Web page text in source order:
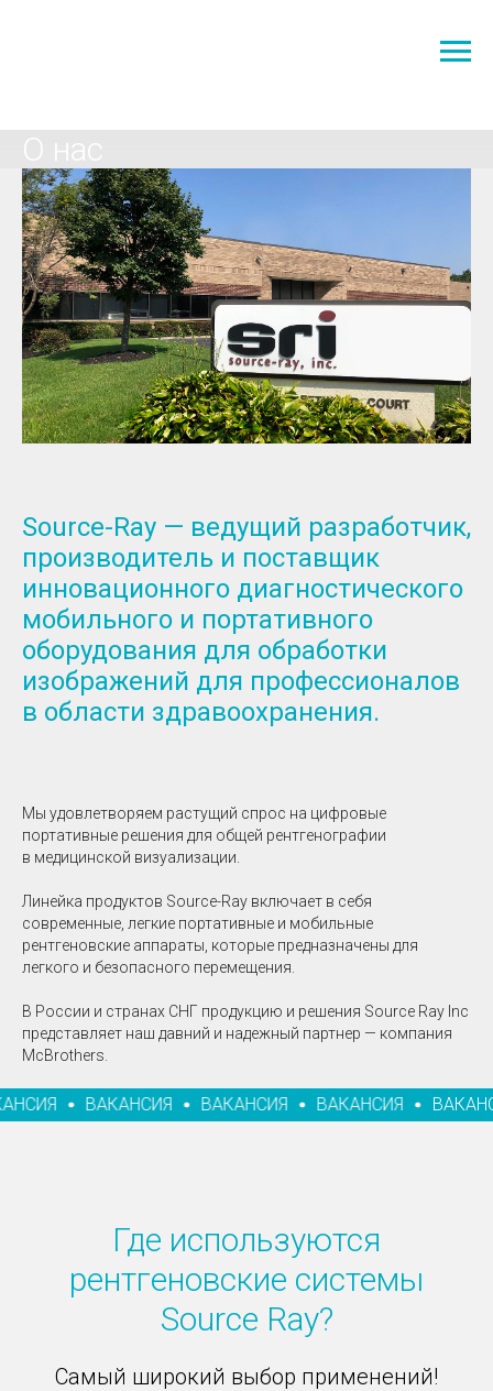
О нас
Source-Ray — ведущий разработчик,
производитель и поставщик
инновационного диагностического
мобильного и портативного
оборудования для обработки
изображений для профессионалов
в области здравоохранения.
Мы удовлетворяем растущий спрос на цифровые
портативные решения для общей рентгенографии
в медицинской визуализации.
Линейка продуктов Source-Ray включает в себя
современные, легкие портативные и мобильные
рентгеновские аппараты, которые предназначены для
легкого и безопасного перемещения.
В России и странах СНГ продукцию и решения Source Ray Inc
представляет наш давний и надежный партнер — компания
McBrothers.
ВАКАНСИЯ ВАКАНСИЯ ВАКАНСИЯ
Где используются
рентгеновские системы
Source Ray?
Самый широкий выбор применений!